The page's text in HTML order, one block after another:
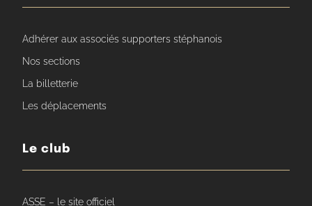
Adhérer aux associés supporters stéphanois
Nos sections
La billetterie
Les déplacements
Le club
ASSE – le site officiel